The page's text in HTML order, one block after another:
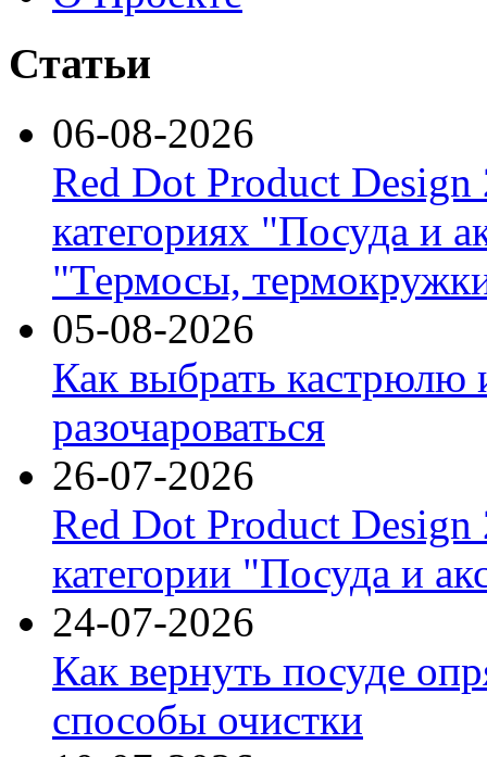
Статьи
06-08-2026
Red Dot Product Design
категориях "Посуда и
"Термосы,
05-08-2026
Как выбрать кастрюлю
разочароваться
26-07-2026
Red Dot Product Design
категории "Посуда и
24-07-2026
Как вернуть посуде
способы очистки